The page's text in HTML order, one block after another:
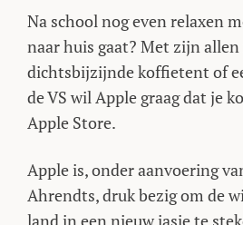
Na school nog even relaxen
naar huis gaat? Met zijn allen
dichtsbijzijnde koffietent of
de VS wil Apple graag dat je
Apple Store.
Apple is, onder aanvoering
Ahrendts, druk bezig om de
land in een nieuw jasje te